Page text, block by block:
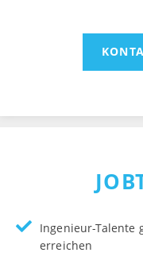
Ingenieur-Talente
erreichen